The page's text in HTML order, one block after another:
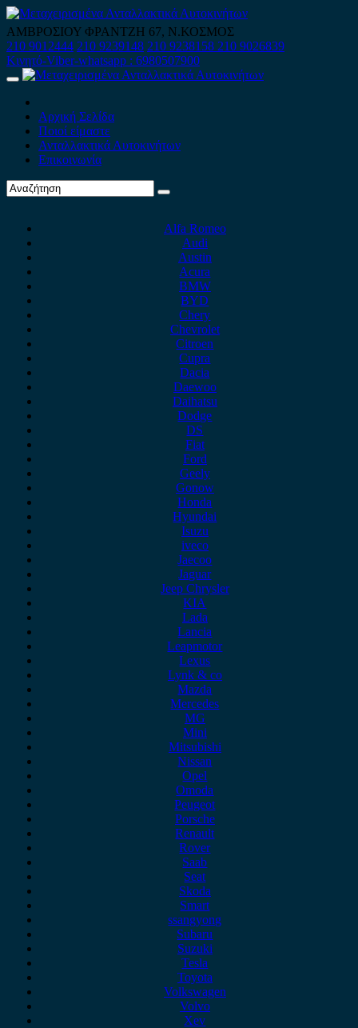
Skip
to
content
ΑΜΒΡΟΣΙΟΥ ΦΡΑΝΤΖΗ 67, Ν.ΚΟΣΜΟΣ
210 9012444 210 9239148 210 9238158 210 9026839
Κινητό-Viber-whatsapp : 6980507900
Primary
Αρχική Σελίδα
Ποιοί είμαστε
Ανταλλακτικά Αυτοκινήτων
Επικοινωνία
Alfa Romeo
Audi
Austin
Acura
BMW
BYD
Chery
Chevrolet
Citroen
Cupra
Dacia
Daewoo
Daihatsu
Dodge
DS
Fiat
Ford
Geely
Gonow
Honda
Hyundai
Isuzu
iveco
Jaecoo
Jaguar
Jeep Chrysler
KIA
Lada
Lancia
Leapmotor
Lexus
Lynk & co
Mazda
Mercedes
MG
Mini
Mitsubishi
Nissan
Opel
Omoda
Peugeot
Porsche
Renault
Rover
Saab
Seat
Skoda
Smart
ssangyong
Subaru
Suzuki
Tesla
Toyota
Volkswagen
Volvo
Xev